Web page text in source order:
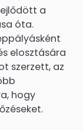
a
óta.
elosztására
szerzett, az
hogy